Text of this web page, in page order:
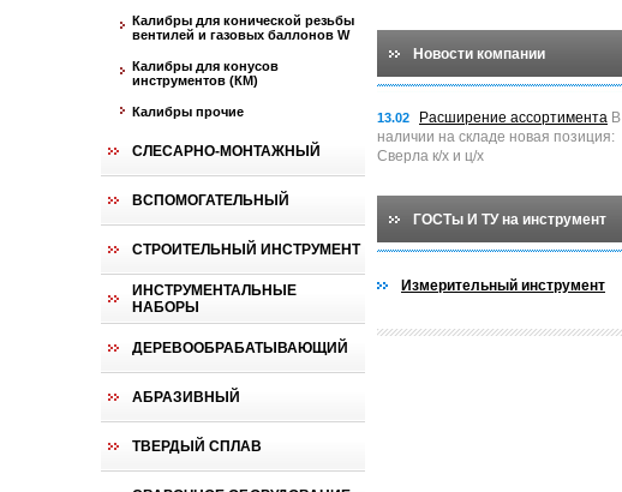
Калибры для конической резьбы
вентилей и газовых баллонов W
Калибры для конусов
инструментов (КМ)
Калибры прочие
СЛЕСАРНО-МОНТАЖНЫЙ
ВСПОМОГАТЕЛЬНЫЙ
СТРОИТЕЛЬНЫЙ ИНСТРУМЕНТ
ИНСТРУМЕНТАЛЬНЫЕ
НАБОРЫ
ДЕРЕВООБРАБАТЫВАЮЩИЙ
АБРАЗИВНЫЙ
ТВЕРДЫЙ СПЛАВ
Новости компании
13.02 Расширение ассортимента В
наличии на складе новая позиция:
Сверла к/х и ц/х
ГОСТы И ТУ на инструмент
Измерительный инструмент